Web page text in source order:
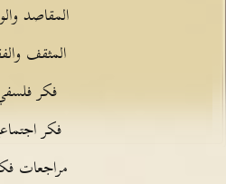
المقاصد
المثقف
فكر
فكر
مراجعات